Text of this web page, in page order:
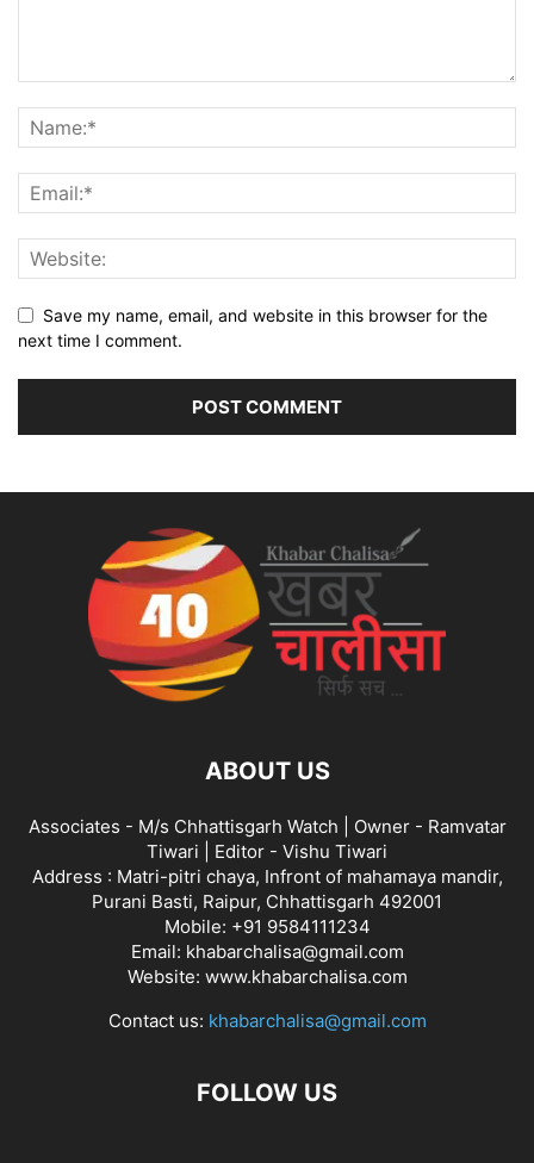
Save my name, email, and website in this browser for the
next time I comment.
ABOUT US
Associates - M/s Chhattisgarh Watch | Owner - Ramvatar
Tiwari | Editor - Vishu Tiwari
Address : Matri-pitri chaya, Infront of mahamaya mandir,
Purani Basti, Raipur, Chhattisgarh 492001
Mobile: +91 9584111234
Email: khabarchalisa@gmail.com
Website: www.khabarchalisa.com
Contact us: khabarchalisa@gmail.com
FOLLOW US